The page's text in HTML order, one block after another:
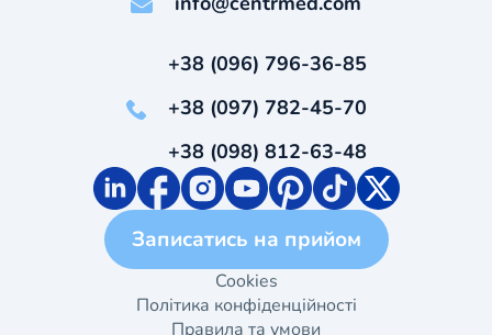
+38 (096) 796-36-85
+38 (097) 782-45-70
+38 (098) 812-63-48
Записатись на прийом
Cookies
Політика конфіденційності
Правила та умови